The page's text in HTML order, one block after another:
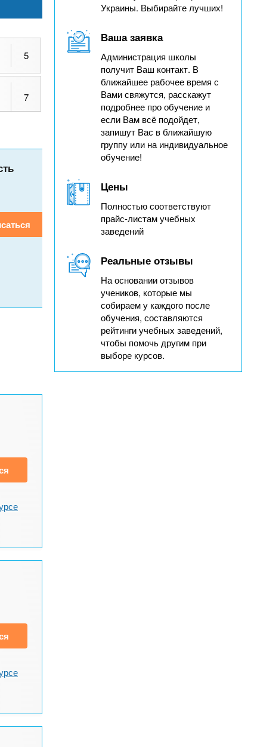
5
7
Украины. Выбирайте лучших!
Ваша заявка
Администрация школы
получит Ваш контакт. В
ближайшее рабочее время с
Вами свяжутся, расскажут
подробнее про обучение и
если Вам всё подойдет,
запишут Вас в ближайшую
группу или на индивидуальное
обучение!
Цены
Полностью соответствуют
прайс-листам учебных
заведений
Реальные отзывы
На основании отзывов
учеников, которые мы
собираем у каждого после
обучения, составляются
рейтинги учебных заведений,
чтобы помочь другим при
выборе курсов.